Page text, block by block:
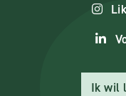
Ik wil